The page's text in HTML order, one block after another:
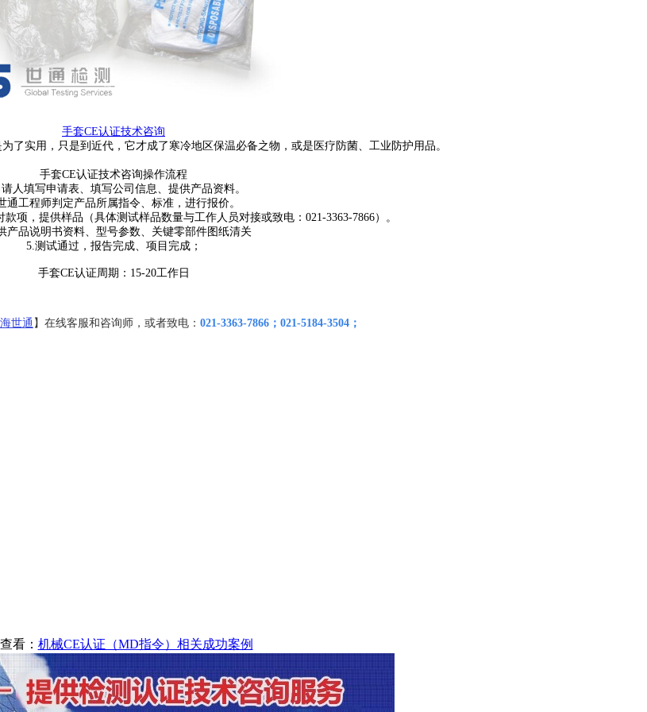
手套CE认证技术咨询
了实用，只是到近代，它才成了寒冷地区保温必备之物，或是医疗防菌、工业防护用品。
手套CE认证技术咨询操作流程
人填写申请表、填写公司信息、提供产品资料。
通工程师判定产品所属指令、标准，进行报价。
项，提供样品（具体测试样品数量与工作人员对接或致电： 021-3363-7866）。
产品说明书资料、型号参数、关键零部件图纸清关
5.测试通过，报告完成、项目完成；
手套CE认证周期：15-20工作日
世通 】在线客服和咨询师，或者致电： 021-3363-7866；021-5184-3504；
看： 机械CE认证（MD指令）相关成功案例